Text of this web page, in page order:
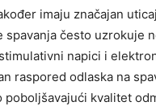
imaju značajan
spavanja često uzrokuje
napici i
raspored odlaska na
poboljšavajući kvalitet